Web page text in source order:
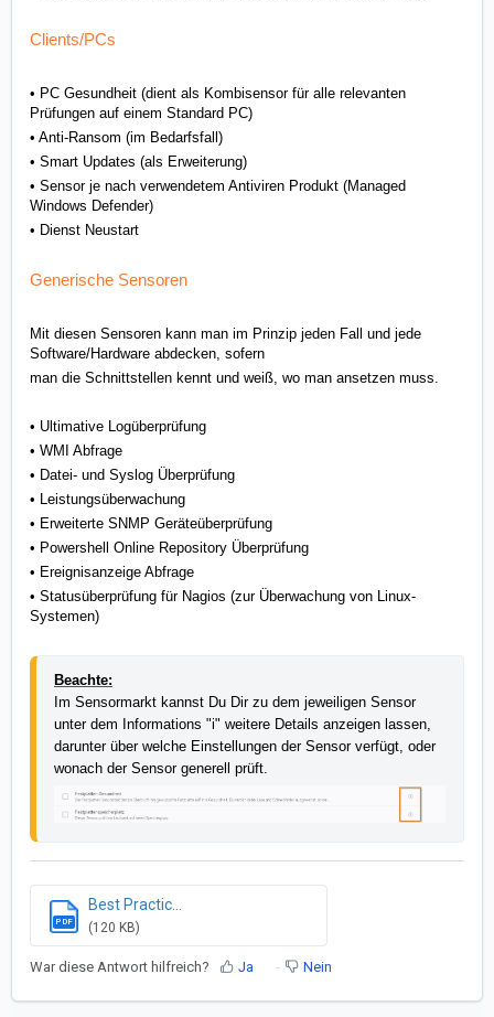
Clients/PCs
• PC Gesundheit (dient als Kombisensor für alle relevanten
Prüfungen auf einem Standard PC)
• Anti-Ransom (im Bedarfsfall)
• Smart Updates (als Erweiterung)
• Sensor je nach verwendetem Antiviren Produkt (Managed
Windows Defender)
• Dienst Neustart
Generische Sensoren
Mit diesen Sensoren kann man im Prinzip jeden Fall und jede
Software/Hardware abdecken, sofern
man die Schnittstellen kennt und weiß, wo man ansetzen muss.
• Ultimative Logüberprüfung
• WMI Abfrage
• Datei- und Syslog Überprüfung
• Leistungsüberwachung
• Erweiterte SNMP Geräteüberprüfung
• Powershell Online Repository Überprüfung
• Ereignisanzeige Abfrage
• Statusüberprüfung für Nagios (zur Überwachung von Linux-
Systemen)
Beachte:
Im Sensormarkt kannst Du Dir zu dem jeweiligen Sensor
unter dem Informations "i" weitere Details anzeigen lassen,
darunter über welche Einstellungen der Sensor verfügt, oder
wonach der Sensor generell prüft.
PDF
Best Practic...
(120 KB)
War diese Antwort hilfreich? Ja Nein